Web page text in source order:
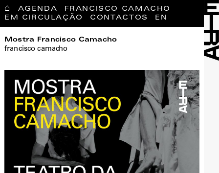
⌂ AGENDA
FRANCISCO CAMACHO
EM CIRCULAÇÃO
CONTACTOS EN
Mostra Francisco Camacho
francisco camacho